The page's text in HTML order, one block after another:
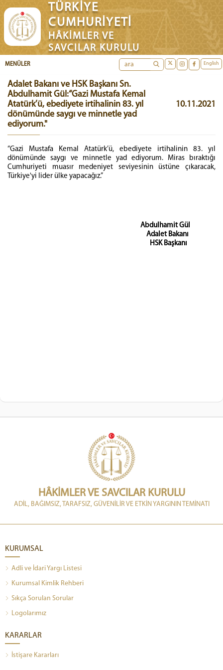
TÜRKİYE
CUMHURİYETİ
HÂKİMLER VE
SAVCILAR KURULU
English
MENÜLER
Adalet Bakanı ve HSK Başkanı Sn.
Abdulhamit Gül:“Gazi Mustafa Kemal
Atatürk’ü, ebediyete irtihalinin 83. yıl
dönümünde saygı ve minnetle yad
ediyorum."
10.11.2021
“Gazi Mustafa Kemal Atatürk’ü, ebediyete irtihalinin 83. yıl
dönümünde saygı ve minnetle yad ediyorum. Miras bıraktığı
Cumhuriyeti muasır medeniyet seviyesinin üstüne çıkaracak,
Türkiye'yi lider ülke yapacağız.”
Abdulhamit Gül
Adalet Bakanı
HSK Başkanı
HÂKİMLER VE SAVCILAR KURULU
ADİL, BAĞIMSIZ, TARAFSIZ, GÜVENİLİR VE ETKİN YARGININ TEMİNATI
KURUMSAL
Adli ve İdari Yargı Listesi
Kurumsal Kimlik Rehberi
Sıkça Sorulan Sorular
Logolarımız
KARARLAR
İstişare Kararları